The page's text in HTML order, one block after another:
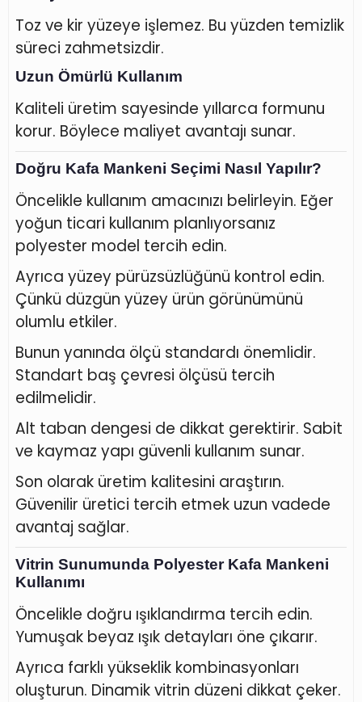
Toz ve kir yüzeye işlemez. Bu yüzden temizlik
süreci zahmetsizdir.
Uzun Ömürlü Kullanım
Kaliteli üretim sayesinde yıllarca formunu
korur. Böylece maliyet avantajı sunar.
Doğru Kafa Mankeni Seçimi Nasıl Yapılır?
Öncelikle kullanım amacınızı belirleyin. Eğer
yoğun ticari kullanım planlıyorsanız
polyester model tercih edin.
Ayrıca yüzey pürüzsüzlüğünü kontrol edin.
Çünkü düzgün yüzey ürün görünümünü
olumlu etkiler.
Bunun yanında ölçü standardı önemlidir.
Standart baş çevresi ölçüsü tercih
edilmelidir.
Alt taban dengesi de dikkat gerektirir. Sabit
ve kaymaz yapı güvenli kullanım sunar.
Son olarak üretim kalitesini araştırın.
Güvenilir üretici tercih etmek uzun vadede
avantaj sağlar.
Vitrin Sunumunda Polyester Kafa Mankeni
Kullanımı
Öncelikle doğru ışıklandırma tercih edin.
Yumuşak beyaz ışık detayları öne çıkarır.
Ayrıca farklı yükseklik kombinasyonları
oluşturun. Dinamik vitrin düzeni dikkat çeker.